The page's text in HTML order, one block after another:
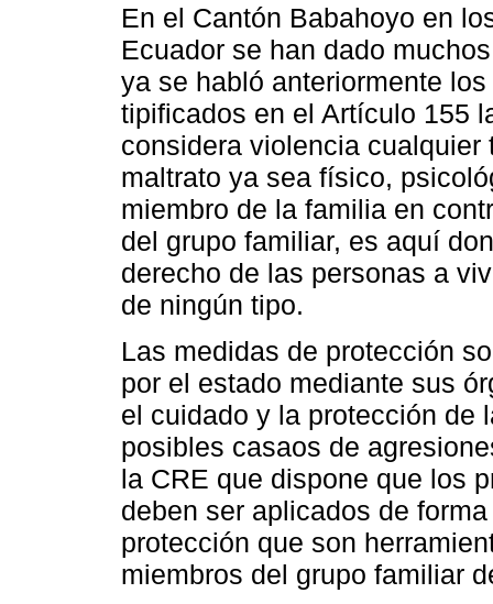
En el Cantón Babahoyo en
Ecuador se han dado
ya se habló anteriormente
tipificados en el Artículo 155
considera violencia
maltrato ya sea físico,
miembro de la familia en
del grupo familiar, es aquí
derecho de las personas a
de ningún tipo.
Las medidas de protección
por el estado mediante sus
el cuidado y la protección de
posibles casaos de
la CRE que dispone que los
deben ser aplicados de
protección que son
miembros del grupo familiar